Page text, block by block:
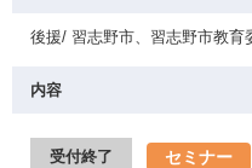
後援/ 習志野市、習志野市教育
内容
受付終了 セミナー